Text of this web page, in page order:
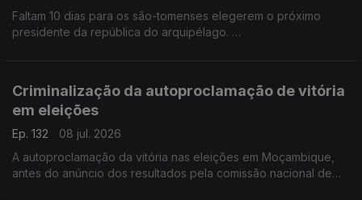
Faltam 10 dias para os são-tomenses elegerem o próximo
presidente da república do arquipélago.
Criminalização da autoproclamação de vitória
em eleições
Ep. 132
08 jul. 2026
A autoproclamação da vitória nas eleições em Moçambique,
antes do anúncio dos resultados pela comissão nacional de